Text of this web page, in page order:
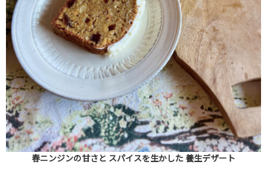
春ニンジンの甘さと スパイスを生かした 養生デザート